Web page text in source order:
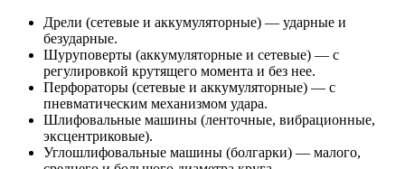
Дрели (сетевые и аккумуляторные) — ударные и
безударные.
Шуруповерты (аккумуляторные и сетевые) — с
регулировкой крутящего момента и без нее.
Перфораторы (сетевые и аккумуляторные) — с
пневматическим механизмом удара.
Шлифовальные машины (ленточные, вибрационные,
эксцентриковые).
Углошлифовальные машины (болгарки) — малого,